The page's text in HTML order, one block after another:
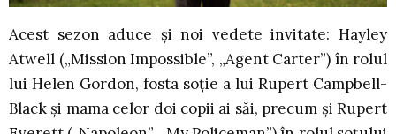
Acest sezon aduce și noi vedete invitate: Hayley
Atwell („Mission Impossible”, „Agent Carter”) în rolul
lui Helen Gordon, fosta soție a lui Rupert Campbell-
Black și mama celor doi copii ai săi, precum și Rupert